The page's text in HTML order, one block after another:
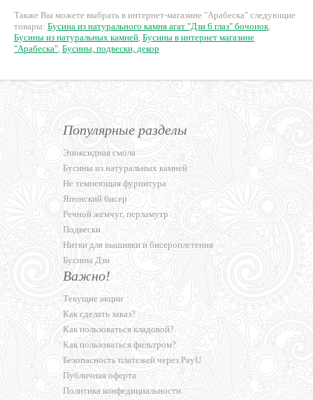
Также Вы можете выбрать в интернет-магазине "Арабеска" следующие
товары: Бусина из натурального камня агат "Дзи 6 глаз" бочонок,
Бусины из натуральных камней, Бусины в интернет магазине
"Арабеска", Бусины, подвески, декор
Популярные разделы
Эпоксидная смола
Бусины из натуральных камней
Не темнеющая фурнитура
Японский бисер
Речной жемчуг, перламутр
Подвески
Нитки для вышивки и бисероплетения
Бусины Дзи
Важно!
Текущие акции
Как сделать заказ?
Как пользоваться кладовой?
Как пользоваться фильтром?
Безопасность платежей через PayU
Публичная оферта
Политика конфедициальности